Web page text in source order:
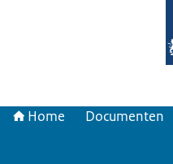
Home Documenten